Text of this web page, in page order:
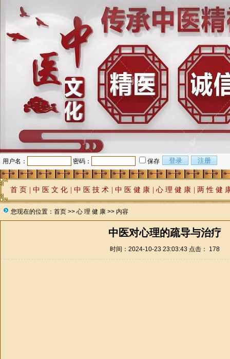
用户名： 密码： 保存
首 页 中 医 文 化 中 医 技 术 中 医 健 康 心 理 健 康 两 性 健
您现在的位置： 首页 >> 心 理 健 康 >> 内容
中医对心理的疏导与治疗
时间：2024-10-23 23:03:43 点击： 178